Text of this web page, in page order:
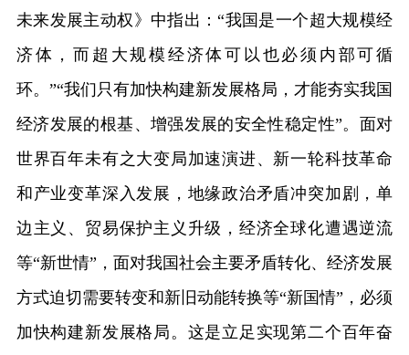
未来发展主动权》中指出：“我国是一个超大规模经
济体，而超大规模经济体可以也必须内部可循
环。”“我们只有加快构建新发展格局，才能夯实我国
经济发展的根基、增强发展的安全性稳定性”。面对
世界百年未有之大变局加速演进、新一轮科技革命
和产业变革深入发展，地缘政治矛盾冲突加剧，单
边主义、贸易保护主义升级，经济全球化遭遇逆流
等“新世情”，面对我国社会主要矛盾转化、经济发展
方式迫切需要转变和新旧动能转换等“新国情”，必须
加快构建新发展格局。这是立足实现第二个百年奋